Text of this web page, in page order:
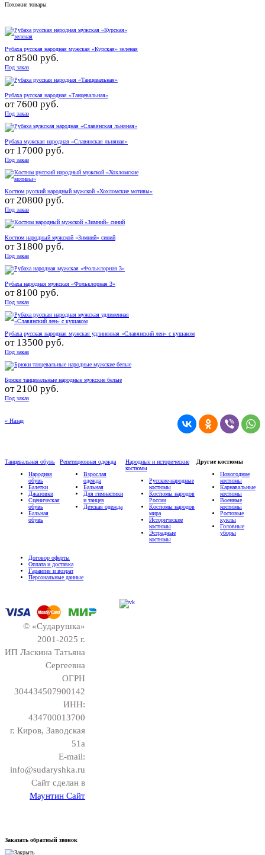
Похожие товары
Рубаха русская народная мужская «Курская» зеленая
от8500 руб.
Под заказ
Рубаха русская народная «Танцевальная»
от 7600 руб.
Под заказ
Рубаха мужская народная «Славянская льняная»
от 17000 руб.
Под заказ
Костюм русский народный мужской «Хохломские мотивы»
от20800 руб.
Под заказ
Костюм народный мужской «Зимний» синий
от31800 руб.
Под заказ
Рубаха народная мужская «Фольклорная 3»
от8100 руб.
Под заказ
Рубаха русская народная мужская удлиненная «Славянский лен» с кушаком
от 13500 руб.
Под заказ
Брюки танцевальные народные мужские белые
от2100 руб.
Под заказ
« Назад
Танцевальная обувь
Народная
обувь
Балетки
Джазовки
Сценическая
обувь
Бальная
обувь
Репетиционная одежда
Взрослая
одежда
Бальная
Для гимнастики
и танцев
Детская одежда
Народные и исторические
костюмы
Русские-народные
костюмы
Костюмы народов
России
Костюмы народов
мира
Исторические
костюмы
Эстрадные
костюмы
Другие костюмы
Новогодние
костюмы
Карнавальные
костюмы
Военные
костюмы
Ростовые
куклы
Головные
уборы
Договор оферты
Оплата и доставка
Гарантия и возрат
Персональные данные
© «Сударушка»
2001-2025 г.
ИП Ласкина Татьяна
Сергеевна
ОГРН
304434507900142
ИНН:
434700013700
г. Киров, Заводская
51а
E-mail:
info@sudaryshka.ru
Сайт сделан в
Маунтин Сайт
Заказать обратный звонок